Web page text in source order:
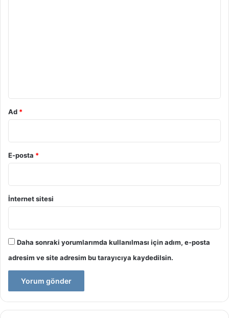
Ad *
E-posta *
İnternet sitesi
Daha sonraki yorumlarımda kullanılması için adım, e-posta
adresim ve site adresim bu tarayıcıya kaydedilsin.